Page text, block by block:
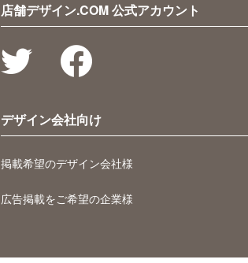
店舗デザイン.COM 公式アカウント
デザイン会社向け
掲載希望のデザイン会社様
広告掲載をご希望の企業様